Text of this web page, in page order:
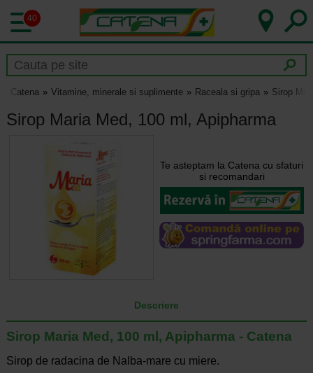
40
Catena Vitamine, minerale si suplimente Raceala si gripa Sirop
Sirop Maria Med, 100 ml, Apipharma
Te asteptam la Catena cu sfaturi
si recomandari
Descriere
Sirop Maria Med, 100 ml, Apipharma - Catena
Sirop de radacina de Nalba-mare cu miere.